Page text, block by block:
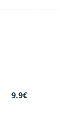
9.9€